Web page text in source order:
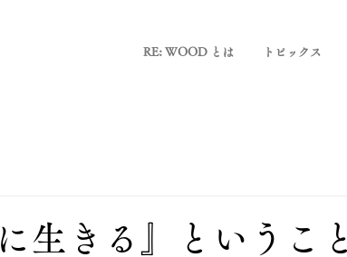
RE: WOOD とは トピックス
生きる』ということ